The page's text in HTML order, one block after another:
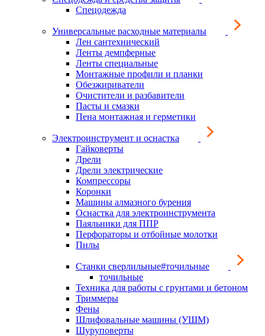
Спецодежда
Универсальные расходные материалы
Лен сантехнический
Ленты демпферные
Ленты специальные
Монтажные профили и планки
Обезжириватели
Очистители и разбавители
Пасты и смазки
Пена монтажная и герметики
Электроинструмент и оснастка
Гайковерты
Дрели
Дрели электрические
Компрессоры
Коронки
Машины алмазного бурения
Оснастка для электроинструмента
Паяльники для ППР
Перфораторы и отбойные молотки
Пилы
Станки сверлильные#точильные
точильные
Техника для работы с грунтами и бетоном
Триммеры
Фены
Шлифовальные машины (УШМ)
Шуруповерты